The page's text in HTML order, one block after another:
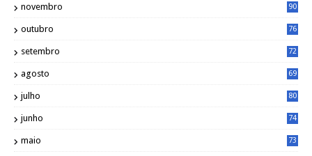
novembro 90
outubro 76
setembro 72
agosto 69
julho 80
junho 74
maio 73